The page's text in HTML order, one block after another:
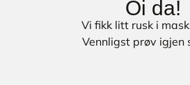
Oi da!
Vi fikk litt rusk i
Vennligst prøv igjen